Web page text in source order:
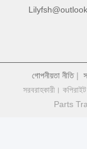
গোপনীয়তা নীতি|
সরবরাহকারী।
Parts